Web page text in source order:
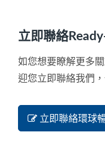
立即聯絡
如您想要瞭解更多
迎您立即聯絡我們
立即聯絡環球